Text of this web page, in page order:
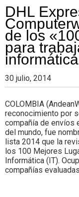
de
negocios
con
Colombia.
DHL
de los
para
informática
30 julio, 2014
COLOMBIA
reconocimiento por
compañía de envíos
del mundo, fue
lista 2014 que la
los 100 Mejores
Informática (IT).
compañías